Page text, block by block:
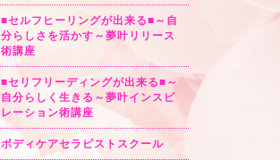
■セルフヒーリングが出来る■～自
分らしさを活かす～夢叶リリース
術講座
■セリフリーディングが出来る■～
自分らしく生きる～夢叶インスピ
レーション術講座
ボディケアセラピストスクール